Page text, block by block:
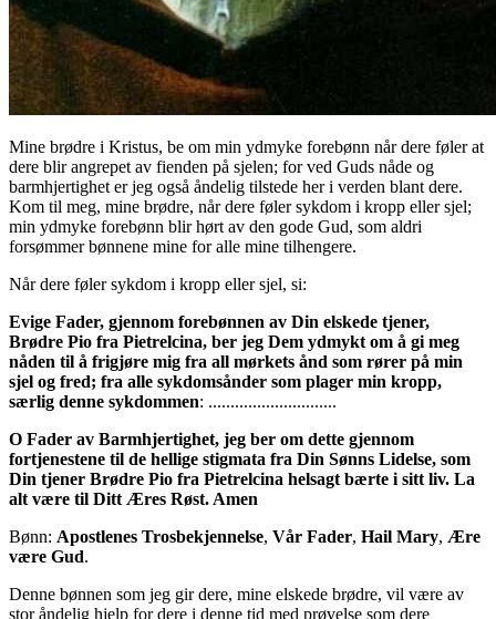
Mine brødre i Kristus, be om min ydmyke forebønn når dere føler at
dere blir angrepet av fienden på sjelen; for ved Guds nåde og
barmhjertighet er jeg også åndelig tilstede her i verden blant dere.
Kom til meg, mine brødre, når dere føler sykdom i kropp eller sjel;
min ydmyke forebønn blir hørt av den gode Gud, som aldri
forsømmer bønnene mine for alle mine tilhengere.
Når dere føler sykdom i kropp eller sjel, si:
Evige Fader, gjennom forebønnen av Din elskede tjener,
Brødre Pio fra Pietrelcina, ber jeg Dem ydmykt om å gi meg
nåden til å frigjøre mig fra all mørkets ånd som rører på min
sjel og fred; fra alle sykdomsånder som plager min kropp,
særlig denne sykdommen: .............................
O Fader av Barmhjertighet, jeg ber om dette gjennom
fortjenestene til de hellige stigmata fra Din Sønns Lidelse, som
Din tjener Brødre Pio fra Pietrelcina helsagt bærte i sitt liv. La
alt være til Ditt Æres Røst. Amen
Bønn: Apostlenes Trosbekjennelse, Vår Fader, Hail Mary, Ære
være Gud.
Denne bønnen som jeg gir dere, mine elskede brødre, vil være av
stor åndelig hjelp for dere i denne tid med prøvelse som dere